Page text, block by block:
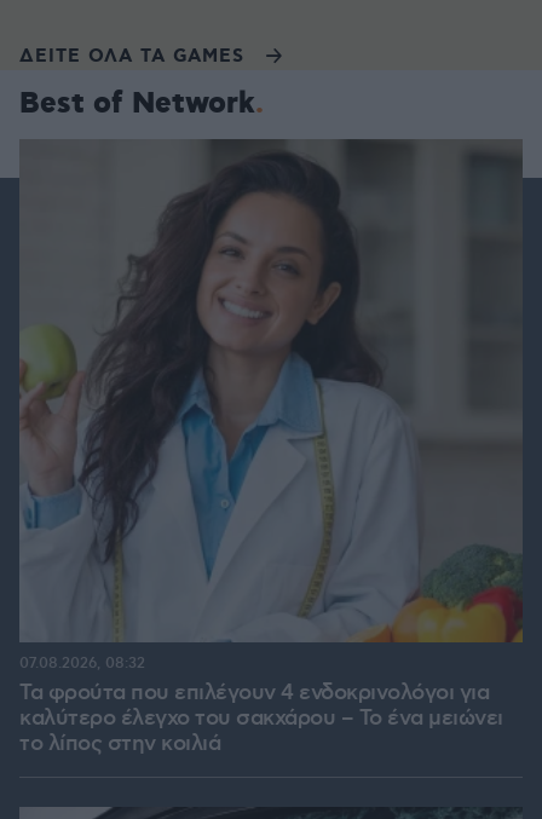
ΔΕΙΤΕ ΟΛΑ ΤΑ GAMES
Best of Network
Τα φρούτα που επιλέγουν 4 ενδοκρινολόγοι για
καλύτερο έλεγχο του σακχάρου – Το ένα μειώνει
το λίπος στην κοιλιά
07.08.2026, 08:32